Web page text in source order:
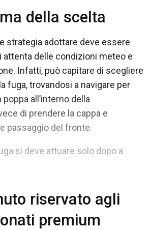
della scelta
strategia adottare deve essere
attenta delle condizioni meteo e
Infatti, può capitare di scegliere
fuga, trovandosi a navigare per
all’interno della
di prendere la cappa e
passaggio del fronte.
si deve attuare solo dopo a
riservato agli
premium